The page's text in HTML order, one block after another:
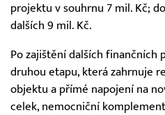
projektu v souhrnu 7 mil. Kč;
dalších 9 mil. Kč.
Po zajištění dalších finančních
druhou etapu, která zahrnuje
objektu a přímé napojení na
celek, nemocniční